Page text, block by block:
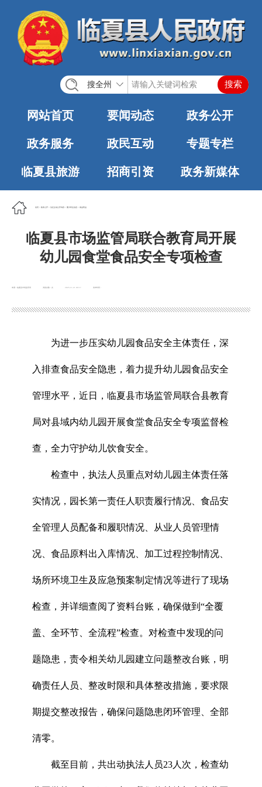
搜全州
网站首页 要闻动态 政务公开
政务服务 政民互动 专题专栏
临夏县旅游 招商引资 政务新媒体
首页 政务公开 法定主动公开内容 重大民生信息 食品药品
临夏县市场监管局联合教育局开展
幼儿园食堂食品安全专项检查
来源：临夏县市场监管局 浏览次数： 发布时间：
2025-11-21 09:17
为进一步压实幼儿园食品安全主体责任，深
入排查食品安全隐患，着力提升幼儿园食品安全
管理水平，近日，临夏县市场监管局联合县教育
局对县域内幼儿园开展食堂食品安全专项监督检
查，全力守护幼儿饮食安全。
检查中，执法人员重点对幼儿园主体责任落
实情况，园长第一责任人职责履行情况、食品安
全管理人员配备和履职情况、从业人员管理情
况、食品原料出入库情况、加工过程控制情况、
场所环境卫生及应急预案制定情况等进行了现场
检查，并详细查阅了资料台账，确保做到“全覆
盖、全环节、全流程”检查。对检查中发现的问
题隐患，责令相关幼儿园建立问题整改台账，明
确责任人员、整改时限和具体整改措施，要求限
期提交整改报告，确保问题隐患闭环管理、全部
清零。
截至目前，共出动执法人员23人次，检查幼